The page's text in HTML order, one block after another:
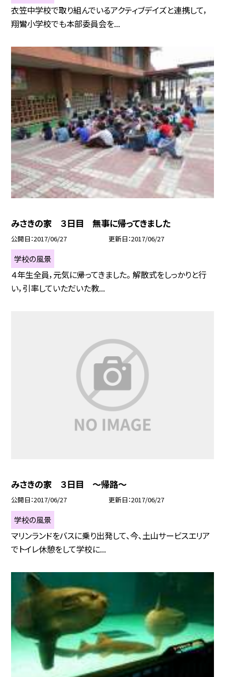
衣笠中学校で取り組んでいるアクティブデイズと連携して，
翔鸞小学校でも本部委員会を...
みさきの家 ３日目 無事に帰ってきました
公開日 2017/06/27 更新日 2017/06/27
学校の風景
４年生全員，元気に帰ってきました。 解散式をしっかりと行
い，引率していただいた教...
みさきの家 ３日目 〜帰路〜
公開日 2017/06/27 更新日 2017/06/27
学校の風景
マリンランドをバスに乗り出発して、今、土山サービスエリア
でトイレ休憩をして学校に...